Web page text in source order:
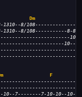
Dm
8/
1310--8/108-----------
F
7--------7-10-10--